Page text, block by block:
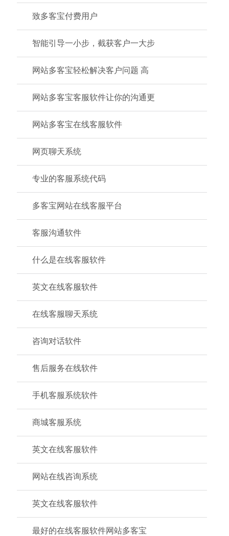
致多客宝付费用户
智能引导一小步，截获客户一大步
网站多客宝轻松解决客户问题 高
网站多客宝客服软件让你的沟通更
网站多客宝在线客服软件
网页聊天系统
专业的客服系统代码
多客宝网站在线客服平台
客服沟通软件
什么是在线客服软件
英文在线客服软件
在线客服聊天系统
咨询对话软件
售后服务在线软件
手机客服系统软件
商城客服系统
英文在线客服软件
网站在线咨询系统
英文在线客服软件
最好的在线客服软件网站多客宝